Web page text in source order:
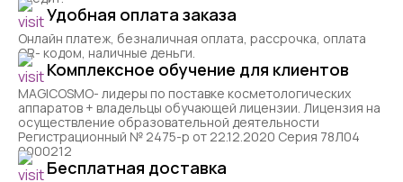
Удобная оплата заказа
Онлайн платеж, безналичная оплата, рассрочка, оплата
QR- кодом, наличные деньги.
Комплексное обучение для клиентов
MAGICOSMO- лидеры по поставке косметологических
аппаратов + владельцы обучающей лицензии. Лицензия на
осуществление образовательной деятельности
Регистрационный № 2475-р от 22.12.2020 Серия 78Л04
0000212
Бесплатная доставка